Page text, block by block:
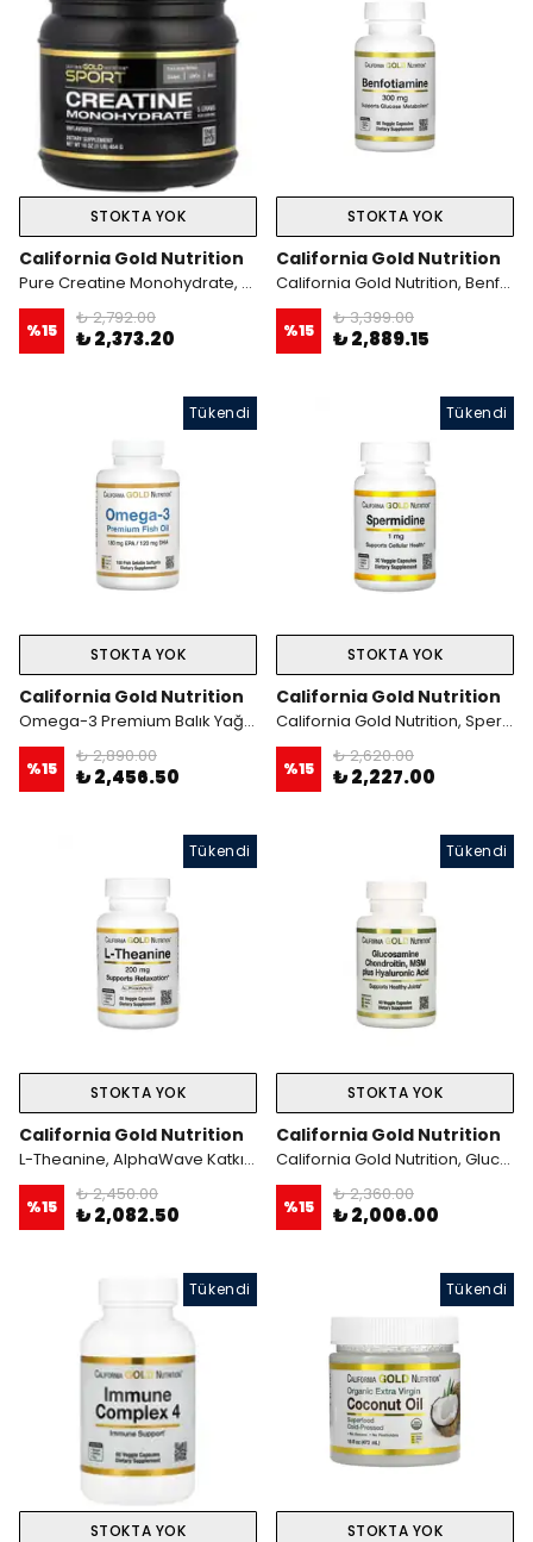
STOKTA YOK
California Gold Nutrition
Pure Creatine Monohydrate, Unflavored, 1 lb (454 g)
%15
₺ 2,792.00
₺ 2,373.20
STOKTA YOK
California Gold Nutrition
California Gold Nutrition, Benfotiami.ne, 300 mg, 90 Kapsül.usa menş.
%15
₺ 3,399.00
₺ 2,889.15
Tükendi
STOKTA YOK
California Gold Nutrition
Omega-3 Premium Balık Yağı, 100 Balık Jelatinli Yumuşak Kapsül
%15
₺ 2,890.00
₺ 2,456.50
Tükendi
STOKTA YOK
California Gold Nutrition
California Gold Nutrition, Spermidine 1 Mg 30 Veg Kapsül
%15
₺ 2,620.00
₺ 2,227.00
Tükendi
STOKTA YOK
California Gold Nutrition
L-Theanine, AlphaWave Katkılı, 200 mg, 60 Bitkisel Kapsül
%15
₺ 2,450.00
₺ 2,082.50
Tükendi
STOKTA YOK
California Gold Nutrition
California Gold Nutrition, Glucosamine Chondroitin, MSM plus Hyaluronic Acid, 60 Veggie Kapsül
%15
₺ 2,360.00
₺ 2,006.00
Tükendi
STOKTA YOK
Tükendi
STOKTA YOK